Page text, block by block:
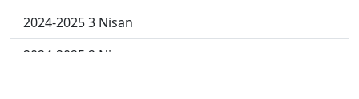
2024-2025 3 Nisan
2024-2025 2 Nisan